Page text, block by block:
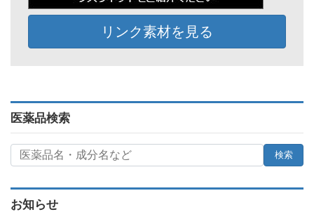
リンク素材を見る
医薬品検索
お知らせ